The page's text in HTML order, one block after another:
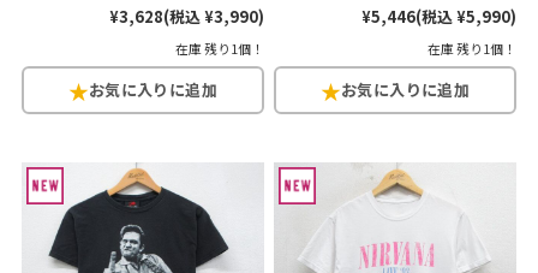
¥3,628(税込 ¥3,990)
在庫 残り1個！
¥5,446(税込 ¥5,990)
在庫 残り1個！